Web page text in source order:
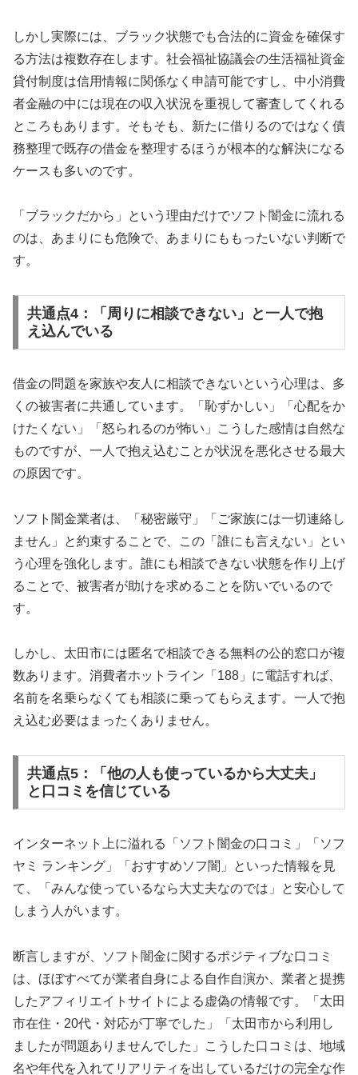
しかし実際には、ブラック状態でも合法的に資金を確保す
る方法は複数存在します。社会福祉協議会の生活福祉資金
貸付制度は信用情報に関係なく申請可能ですし、中小消費
者金融の中には現在の収入状況を重視して審査してくれる
ところもあります。そもそも、新たに借りるのではなく債
務整理で既存の借金を整理するほうが根本的な解決になる
ケースも多いのです。
「ブラックだから」という理由だけでソフト闇金に流れる
のは、あまりにも危険で、あまりにももったいない判断で
す。
共通点4：「周りに相談できない」と一人で抱
え込んでいる
借金の問題を家族や友人に相談できないという心理は、多
くの被害者に共通しています。「恥ずかしい」「心配をか
けたくない」「怒られるのが怖い」こうした感情は自然な
ものですが、一人で抱え込むことが状況を悪化させる最大
の原因です。
ソフト闇金業者は、「秘密厳守」「ご家族には一切連絡し
ません」と約束することで、この「誰にも言えない」とい
う心理を強化します。誰にも相談できない状態を作り上げ
ることで、被害者が助けを求めることを防いでいるので
す。
しかし、太田市には匿名で相談できる無料の公的窓口が複
数あります。消費者ホットライン「188」に電話すれば、
名前を名乗らなくても相談に乗ってもらえます。一人で抱
え込む必要はまったくありません。
共通点5：「他の人も使っているから大丈夫」
と口コミを信じている
インターネット上に溢れる「ソフト闇金の口コミ」「ソフ
ヤミ ランキング」「おすすめソフ闇」といった情報を見
て、「みんな使っているなら大丈夫なのでは」と安心して
しまう人がいます。
断言しますが、ソフト闇金に関するポジティブな口コミ
は、ほぼすべてが業者自身による自作自演か、業者と提携
したアフィリエイトサイトによる虚偽の情報です。「太田
市在住・20代・対応が丁寧でした」「太田市から利用し
ましたが問題ありませんでした」こうした口コミは、地域
名や年代を入れてリアリティを出しているだけの完全な作